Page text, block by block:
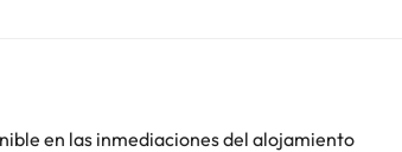
en las inmediaciones del alojamiento